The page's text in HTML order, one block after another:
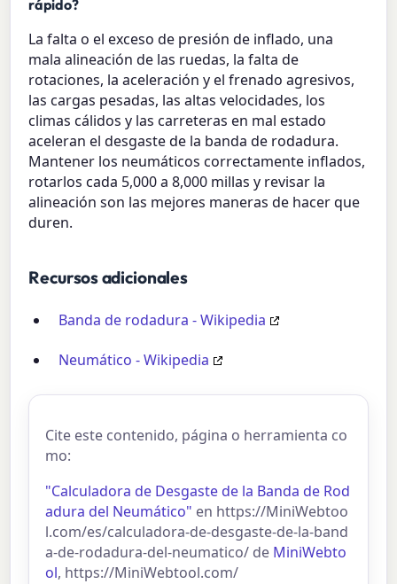
rápido?
La falta o el exceso de presión de inflado, una
mala alineación de las ruedas, la falta de
rotaciones, la aceleración y el frenado agresivos,
las cargas pesadas, las altas velocidades, los
climas cálidos y las carreteras en mal estado
aceleran el desgaste de la banda de rodadura.
Mantener los neumáticos correctamente inflados,
rotarlos cada 5,000 a 8,000 millas y revisar la
alineación son las mejores maneras de hacer que
duren.
Recursos adicionales
Banda de rodadura - Wikipedia
Neumático - Wikipedia
Cite este contenido, página o herramienta co
mo:
"Calculadora de Desgaste de la Banda de Rod
adura del Neumático" en https://MiniWebtoo
l.com/es/calculadora-de-desgaste-de-la-band
a-de-rodadura-del-neumatico/ de MiniWebto
ol, https://MiniWebtool.com/